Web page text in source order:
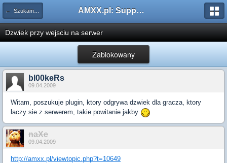
← Szukam pluginu AMXX.pl: Support AMX Mod X i SourceMod
Dzwiek przy wejsciu na serwer
Zablokowany
bl00keRs
09.04.2009
Witam, poszukuje plugin, ktory odgrywa dzwiek dla gracza, ktory
laczy sie z serwerem, takie powitanie jakby
naXe
09.04.2009
http://amxx.pl/viewtopic.php?t=10649